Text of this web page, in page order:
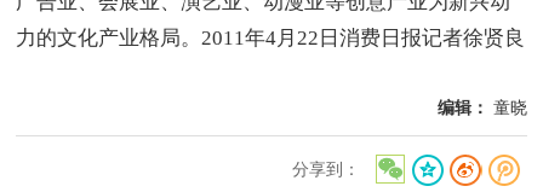
力的文化产业格局。2011年4月22日消费日报记者徐贤良
编辑： 童晓
分享到：